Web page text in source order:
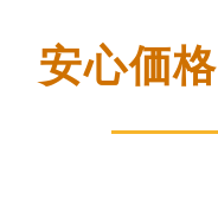
安心価格